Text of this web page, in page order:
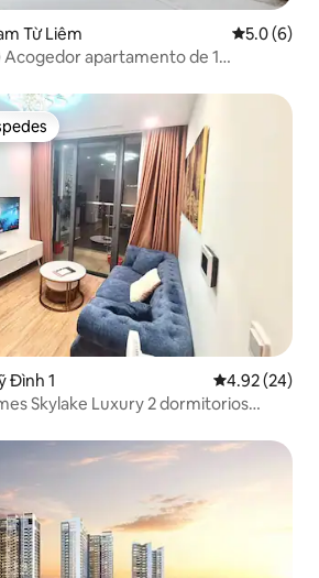
Từ Liêm
5.0 (6)
Acogedor apartamento de 1
Đình 1 Calificación
4.92 (24)
Skylake Luxury 2 dormitorios